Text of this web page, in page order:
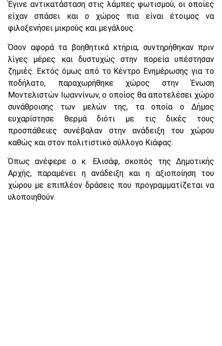
Έγινε αντικατάσταση στις λάμπες φωτισμού, οι οποίες
είχαν σπάσει και ο χώρος πια είναι έτοιμος να
φιλοξενήσει μικρούς και μεγάλους.
Όσον αφορά τα βοηθητικά κτήρια, συντηρήθηκαν πριν
λίγες μέρες και δυστυχώς στην πορεία υπέστησαν
ζημιές. Εκτός όμως από το Κέντρο Ενημέρωσης για το
ποδήλατο, παραχωρήθηκε χώρος στην Ένωση
Μοντελιστών Ιωαννίνων, ο οποίος θα αποτελέσει χώρο
συνάθροισης των μελών της, τα οποία ο Δήμος
ευχαρίστησε θερμά διότι με τις δικές τους
προσπάθειες συνέβαλαν στην ανάδειξη του χώρου
καθώς και στον πολιτιστικό σύλλογο Κιάφας.
Όπως ανέφερε ο κ. Ελισάφ, σκοπός της Δημοτικής
Αρχής, παραμένει η ανάδειξη και η αξιοποίηση του
χώρου με επιπλέον δράσεις που προγραμματίζεται να
υλοποιηθούν.